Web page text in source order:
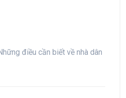
điều cần biết về nhà dân